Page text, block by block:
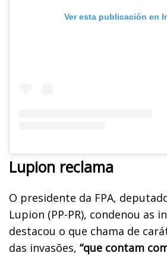
Ver esta publicación en
Lupion reclama
O presidente da FPA,
Lupion (PP-PR), condenou as
destacou o que chama de
das invasões, “que contam